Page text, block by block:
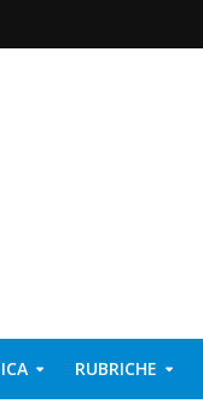
RUBRICHE